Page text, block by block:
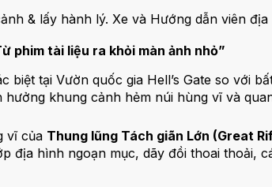
& lấy hành lý. Xe và Hướng dẫn viên
phim tài liệu ra khỏi màn ảnh nhỏ”
biệt tại Vườn quốc gia Hell’s Gate so với
khung cảnh hẻm núi hùng vĩ và
vĩ của Thung lũng Tách giãn Lớn (Great
địa hình ngoạn mục, dãy đồi thoai thoải,